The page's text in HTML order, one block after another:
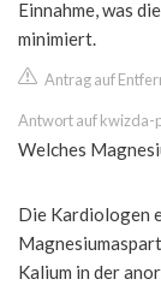
Einnahme, was
minimiert.
Antrag auf
Antwort auf kwizda-
Welches
Die Kardiologen
Kalium in der